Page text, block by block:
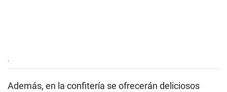
.
Además, en la confitería se ofrecerán deliciosos